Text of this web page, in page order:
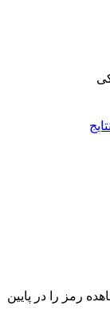
رمز را در پایین